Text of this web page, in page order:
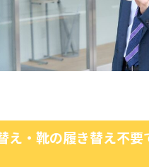
え・靴の履き替え不要